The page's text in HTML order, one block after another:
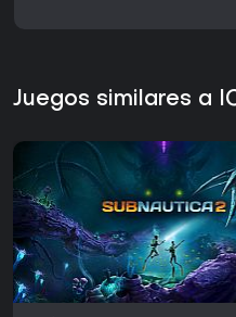
Juegos similares a